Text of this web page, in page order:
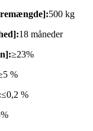
500 kg
18 måneder
≥23%
%
≤0,2 %